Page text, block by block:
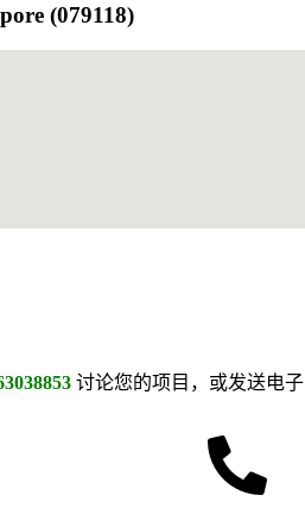
(079118)
讨论您的项目，或发送电